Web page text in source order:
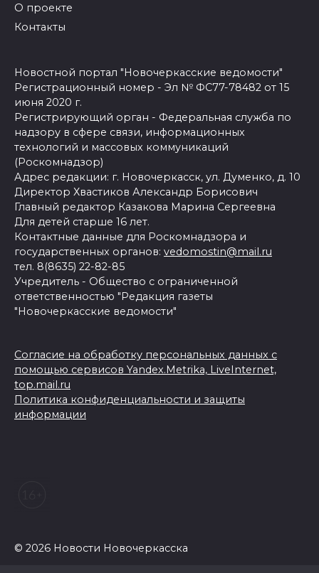
О проекте
Контакты
Новостной портал "Новочеркасские ведомости"
Регистрационный номер - Эл № ФС77-78482 от 15
июня 2020 г.
Регистрирующий орган - Федеральная служба по
надзору в сфере связи, информационных
технологий и массовых коммуникаций
(Роскомнадзор)
Адрес редакции: г. Новочеркасск, ул. Думенко, д. 10
Директор Хвастиков Александр Борисович
Главный редактор Казакова Марина Сергеевна
Для детей старше 16 лет.
Контактные данные для Роскомнадзора и
государственных органов: vedomostin@mail.ru
тел. 8(8635) 22-82-85
Учредитель - Общество с ограниченной
ответственностью "Редакция газеты
"Новочеркасские ведомости"
Согласие на обработку персональных данных с
помощью сервисов Yandex.Metrika, LiveInternet,
top.mail.ru
Политика конфиденциальности и защиты
информации
© 2026 Новости Новочеркасска